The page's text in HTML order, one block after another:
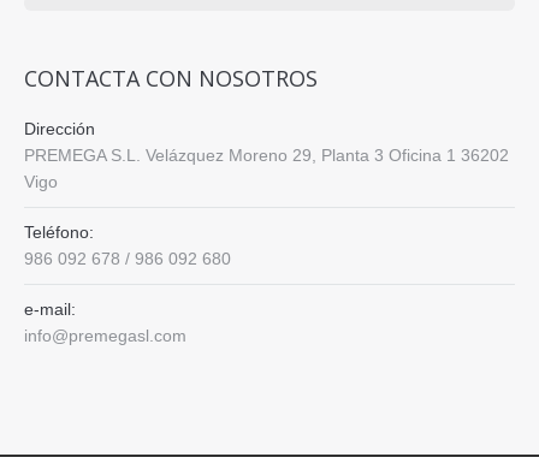
CONTACTA CON NOSOTROS
Dirección
PREMEGA S.L. Velázquez Moreno 29, Planta 3 Oficina 1 36202
Vigo
Teléfono:
986 092 678 / 986 092 680
e-mail:
info@premegasl.com